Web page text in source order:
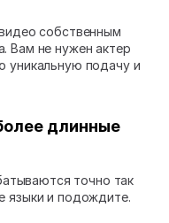
собственным
Вам не нужен актер
уникальную подачу и
длинные
точно так
языки и подождите.